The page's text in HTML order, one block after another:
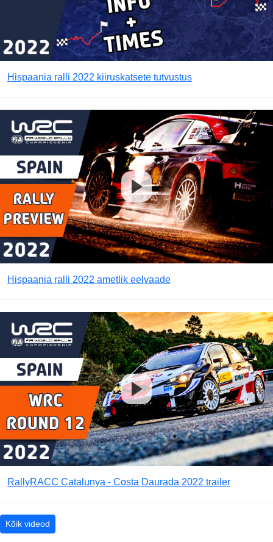
Hispaania ralli 2022 kiiruskatsete tutvustus
Hispaania ralli 2022 ametlik eelvaade
RallyRACC Catalunya - Costa Daurada 2022 trailer
Kõik videod